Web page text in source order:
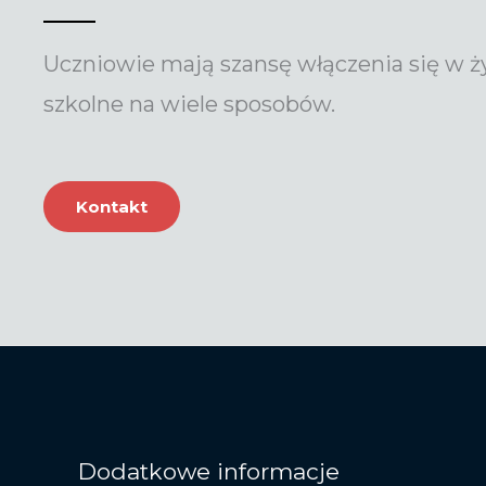
Uczniowie mają szansę włączenia się w
szkolne na wiele sposobów.
Kontakt
Dodatkowe informacje